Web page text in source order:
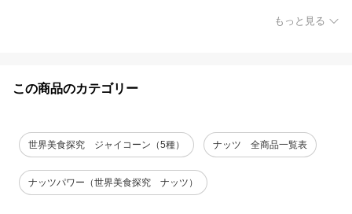
もっと見る
この商品のカテゴリー
世界美食探究 ジャイコーン（5種） ナッツ 全商品一覧表
ナッツパワー（世界美食探究 ナッツ）